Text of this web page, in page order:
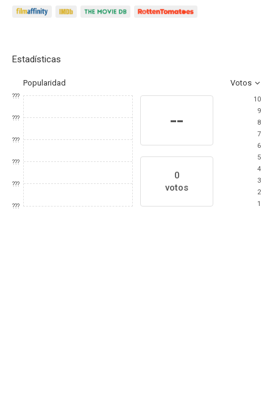
Estadísticas
Popularidad Votos
???
???
???
???
???
???
--
0
votos
10
9
8
7
6
5
4
3
2
1